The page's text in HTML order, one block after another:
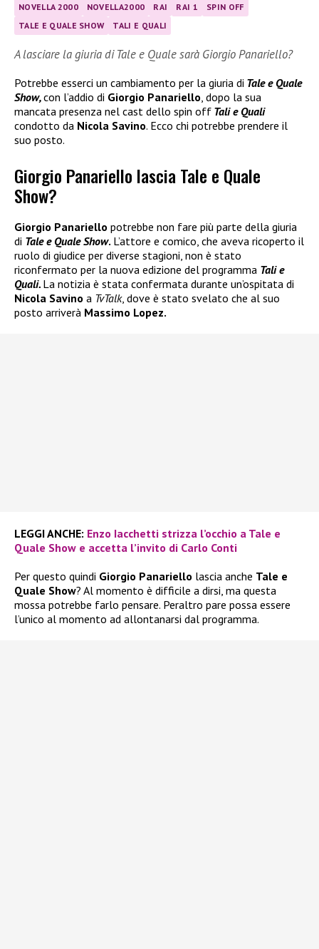
NOVELLA 2000
NOVELLA2000 RAI RAI 1
SPIN OFF
TALE E QUALE SHOW
TALI E QUALI
A lasciare la giuria di Tale e Quale sarà Giorgio Panariello?
Potrebbe esserci un cambiamento per la giuria di Tale e Quale
Show,con l’addio di Giorgio Panariello , dopo la sua
mancata presenza nel cast dello spin off Tali e Quali
condotto da Nicola Savino. Ecco chi potrebbe prendere il
suo posto.
Giorgio Panariello lascia Tale e Quale
Show?
Giorgio Panariello potrebbe non fare più parte della giuria
di Tale e Quale Show. L’attore e comico, che aveva ricoperto il
ruolo di giudice per diverse stagioni, non è stato
riconfermato per la nuova edizione del programma Tali e
Quali. La notizia è stata confermata durante un’ospitata di
Nicola Savino a TvTalk, dove è stato svelato che al suo
posto arriverà Massimo Lopez.
LEGGI ANCHE: Enzo Iacchetti strizza l’occhio a Tale e
Quale Show e accetta l’invito di Carlo Conti
Per questo quindi Giorgio Panariello lascia anche Tale e
Quale Show? Al momento è difficile a dirsi, ma questa
mossa potrebbe farlo pensare. Peraltro pare possa essere
l’unico al momento ad allontanarsi dal programma.